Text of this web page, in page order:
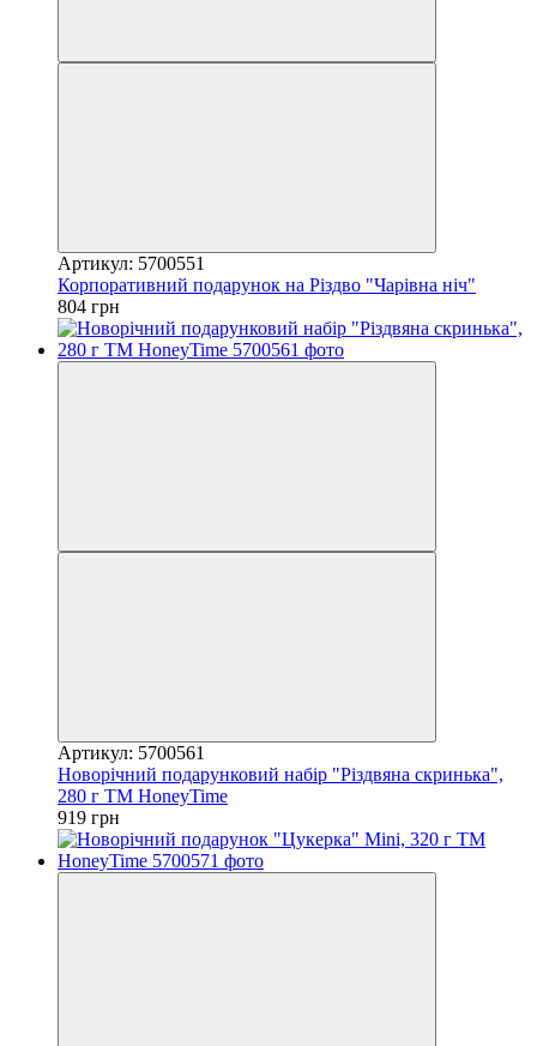
Артикул: 5700551
Корпоративний подарунок на Різдво "Чарівна ніч"
804 грн
Артикул: 5700561
Новорічний подарунковий набір "Різдвяна скринька",
280 г ТМ HoneyTime
919 грн